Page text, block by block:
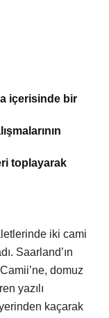
içerisinde bir
toplayarak
iki cami
Saarland’ın
domuz
yazılı
kaçarak